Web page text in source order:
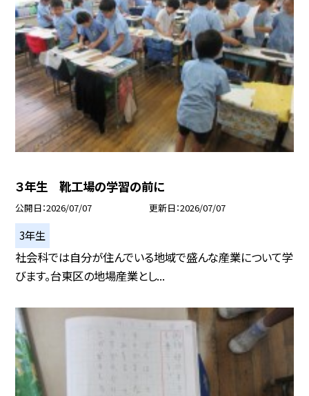
３年生 靴工場の学習の前に
公開日 2026/07/07 更新日 2026/07/07
3年生
社会科では自分が住んでいる地域で盛んな産業について学
びます。台東区の地場産業とし...